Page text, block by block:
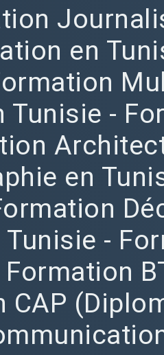
en
Tunisie -
en
Tunisie -
Formation
CAP